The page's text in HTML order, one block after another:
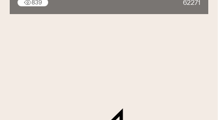
839 62271